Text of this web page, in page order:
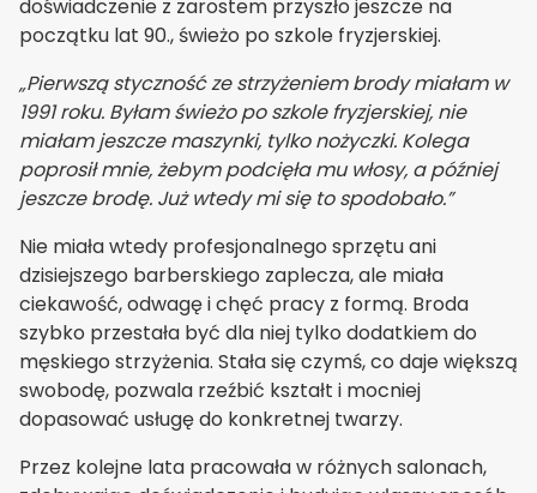
doświadczenie z zarostem przyszło jeszcze na
początku lat 90., świeżo po szkole fryzjerskiej.
„Pierwszą styczność ze strzyżeniem brody miałam w
1991 roku. Byłam świeżo po szkole fryzjerskiej, nie
miałam jeszcze maszynki, tylko nożyczki. Kolega
poprosił mnie, żebym podcięła mu włosy, a później
jeszcze brodę. Już wtedy mi się to spodobało.”
Nie miała wtedy profesjonalnego sprzętu ani
dzisiejszego barberskiego zaplecza, ale miała
ciekawość, odwagę i chęć pracy z formą. Broda
szybko przestała być dla niej tylko dodatkiem do
męskiego strzyżenia. Stała się czymś, co daje większą
swobodę, pozwala rzeźbić kształt i mocniej
dopasować usługę do konkretnej twarzy.
Przez kolejne lata pracowała w różnych salonach,